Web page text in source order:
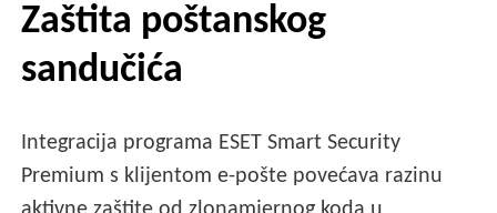
Zaštita poštanskog
sandučića
Integracija programa ESET Smart Security
Premium s klijentom e-pošte povećava razinu